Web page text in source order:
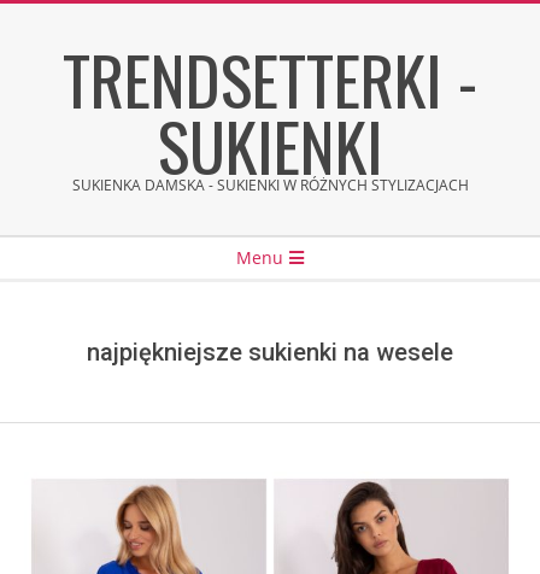
TRENDSETTERKI -
SUKIENKI
SUKIENKA DAMSKA - SUKIENKI W RÓŻNYCH STYLIZACJACH
Menu
najpiękniejsze sukienki na wesele